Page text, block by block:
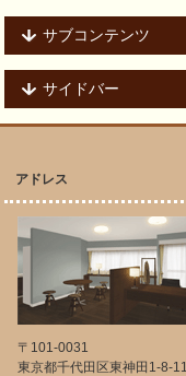
サブコンテンツ
サイドバー
アドレス
〒101-0031
東京都千代田区東神田1-8-11